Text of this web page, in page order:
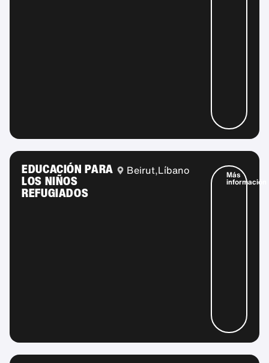
EDUCACIÓN PARA
LOS NIÑOS
REFUGIADOS
Beirut,Líbano Más
información